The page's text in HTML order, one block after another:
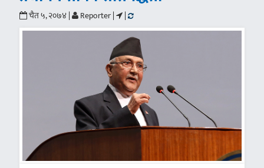
चैत ५, २०७४ | Reporter | |